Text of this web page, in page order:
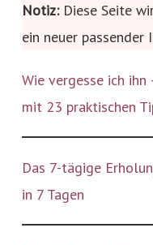
Notiz:Diese Seite
ein neuer
Wie vergesse ich
mit 23 praktischen
Das 7-tägige
in 7 Tagen